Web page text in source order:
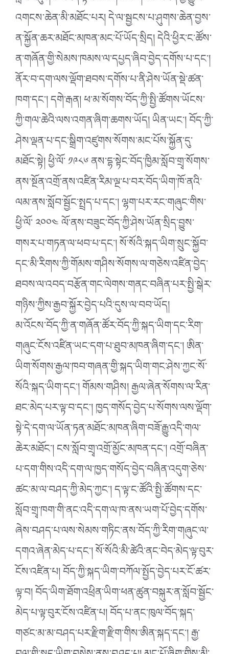
འགངས་ཆེན་མི་མཐོང་པར། དེ་ལ་སྦྱངས་པ་ཤུགས་ཆེན་བྱས་
ན་སྐྱོན་ཆར་མཐོང་མཁན་མང་པོ་ཡོད་སྲིད། དེའི་ཕྱིར་ང་ཚོས་
ན་གཞོན་གྱི་སེམས་ཁམས་ལ་དཔྱད་ཞིབ་བྱེད་དགོས་པ་དང་།
ནོར་བ་དག་ལས་ལྡོག་ཐབས་དགོས་པ་ནི་ཤེས་ཡོན་སྡེ་ཚན་
ཁག་དང་། དགེ་རྒན། ཕ་མ་སོགས་བོད་ཀྱི་སྤྱི་ཚོགས་ཡོངས་
ཀྱི་གལ་ཆེའི་ལས་འགན་ཞིག་ཆགས་ཡོད། ཡིན་ཡང་། བོད་ཀྱི་
ཤེས་ལྡན་པ་དང་སྒྲིག་འཛུགས་སོགས་མང་པོས་སྐྱོན་དུ་
མཐོང་སྟེ། ཕྱི་ལོ་ ༡༩༨༦ ནས་དྷ་སྟེང་བོད་ཁྱིམ་སློབ་གྲྭ་སོགས་
ནས་སྔོན་འགྲོ་ནས་འཛིན་རིམ་ལྔ་པ་བར་བོད་ཡིག་ཁོ་ནའི་
ལམ་ནས་སློབ་སྦྱོང་སྤྲད་པ་དང་། ལྷག་པར་རང་གཞུང་གིས་
ཕྱི་ལོ་ ༢༠༠༤ ལོ་ནས་བཟུང་བོད་ཀྱི་ཤེས་ཡོན་སྲིད་བྱུས་
གསར་པ་གཏན་ལ་ཕབ་པ་དང་། སོ་སོའི་སྐད་ཡིག་སྲུང་སྐྱོབ་
དང་མི་རིགས་ཀྱི་གོམས་གཤིས་སོགས་ལ་གཅེས་འཛིན་བྱེད་
ཐབས་ལ་འབད་བརྩོན་གང་ལེགས་གནང་བཞིན་པར་སྤྱི་སྒེར་
གཉིས་ཀྱིས་རྒྱབ་སྐྱོར་བྱེད་པའི་དུས་ལ་བབ་ཡོད།
མ་འོངས་བོད་ཀྱི་ན་གཞོན་ཚོར་བོད་ཀྱི་སྐད་ཡིག་དང་རིག་
གཞུང་ངོས་འཛིན་ཡང་དག་པ་ཐུབ་མཁན་ཞིག་དང་། ཨིན་
ཡིག་སོགས་རྒྱལ་ཁབ་གཞན་གྱི་སྐད་ཡིག་གང་ཤེས་ཀྱང་སོ་
སོའི་སྐད་ཡིག་དང་། གོམས་གཤིས། རྒྱལ་ཞེན་སོགས་ལ་རིན་
ཐང་མེད་པར་ལྟ་བ་དང་། ཁྱད་གསོད་བྱེད་པ་སོགས་ལས་ལྡོག་
སྟེ་དེ་དག་ལ་ཡོན་ཏན་མཐོང་མཁན་ཞིག་བཟོ་རྒྱུ་འདི་གལ་
ཆེར་མཐོང་། ངས་སློབ་གྲྭ་འགྲོ་མྱོང་མཁན་དང་། འགྲོ་བཞིན་
པ་དག་གིས་འདི་དག་ལ་ཁྱད་གསོད་བྱེད་བཞིན་འདུག་ཅེས་
ཚང་མ་ལ་བཤད་ཀྱི་མེད་ཀྱང་། ད་ལྟ་ང་ཚོའི་སྤྱི་ཚོགས་དང་
སློབ་གྲྭ་ཁག་གི་ནང་འདི་དག་ལ་ཁ་ནས་ཡག་པོ་བྱེད་དགོས་
ཞེས་བཤད་པ་ལས་སེམས་གཏིང་ནས་བོད་ཀྱི་རིག་གཞུང་ལ་
དགའ་ཞེན་མེད་པ་དང་། སོ་སོའི་མི་ཚེའི་ནང་བེད་མེད་ལྟ་བུར་
ངོས་འཛིན་པ། བོད་ཀྱི་སྐད་ཡིག་བཀོལ་སྤྱོད་བྱེད་པར་ངོ་ཚར་
ལྟ་བ། བོད་ཡིག་ཐོག་འཕྲིན་ཡིག་ཕན་ཚུན་བསྐུར་ན་སློབ་སྦྱོང་
མེད་པ་ལྟ་བུར་ངོས་འཛིན་པ། བོད་པ་ནང་ཁུལ་བོད་སྐད་
གཙང་མ་མ་བཤད་པར་རྫིག་རྫིག་གིས་ཨིན་སྐད་དང་། རྒྱ་